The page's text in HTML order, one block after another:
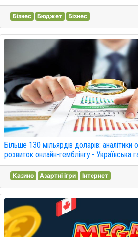
Бізнес Бюджет Бізнес
Більше 130 мільярдів доларів: аналітики
розвиток онлайн-гемблінгу - Українська
Казино Азартні ігри Інтернет